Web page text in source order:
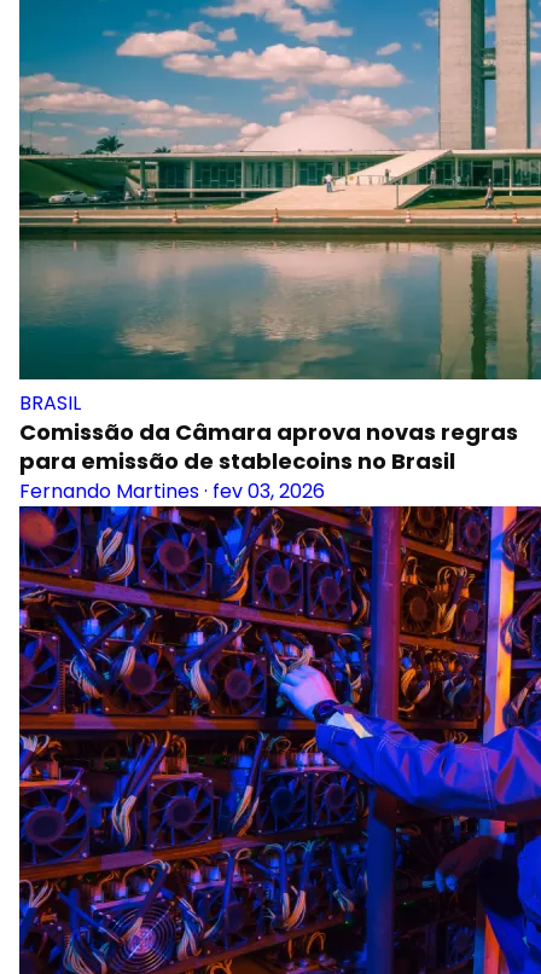
BRASIL
Comissão da Câmara aprova novas regras
para emissão de stablecoins no Brasil
Fernando Martines· fev 03, 2026